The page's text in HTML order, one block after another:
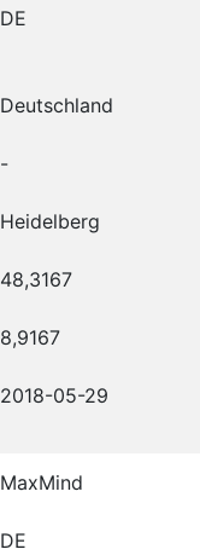
DE
Deutschland
-
Heidelberg
48,3167
8,9167
2018-05-29
MaxMind
DE